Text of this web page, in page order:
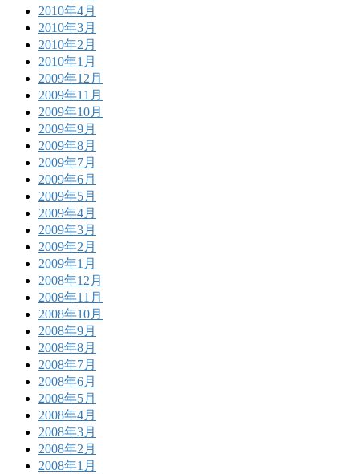
2010年4月
2010年3月
2010年2月
2010年1月
2009年12月
2009年11月
2009年10月
2009年9月
2009年8月
2009年7月
2009年6月
2009年5月
2009年4月
2009年3月
2009年2月
2009年1月
2008年12月
2008年11月
2008年10月
2008年9月
2008年8月
2008年7月
2008年6月
2008年5月
2008年4月
2008年3月
2008年2月
2008年1月